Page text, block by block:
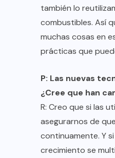
también lo
combustibles. Así
muchas cosas en
prácticas que
P: Las nuevas
¿Cree que han
R: Creo que si las
asegurarnos de
continuamente. Y
crecimiento se